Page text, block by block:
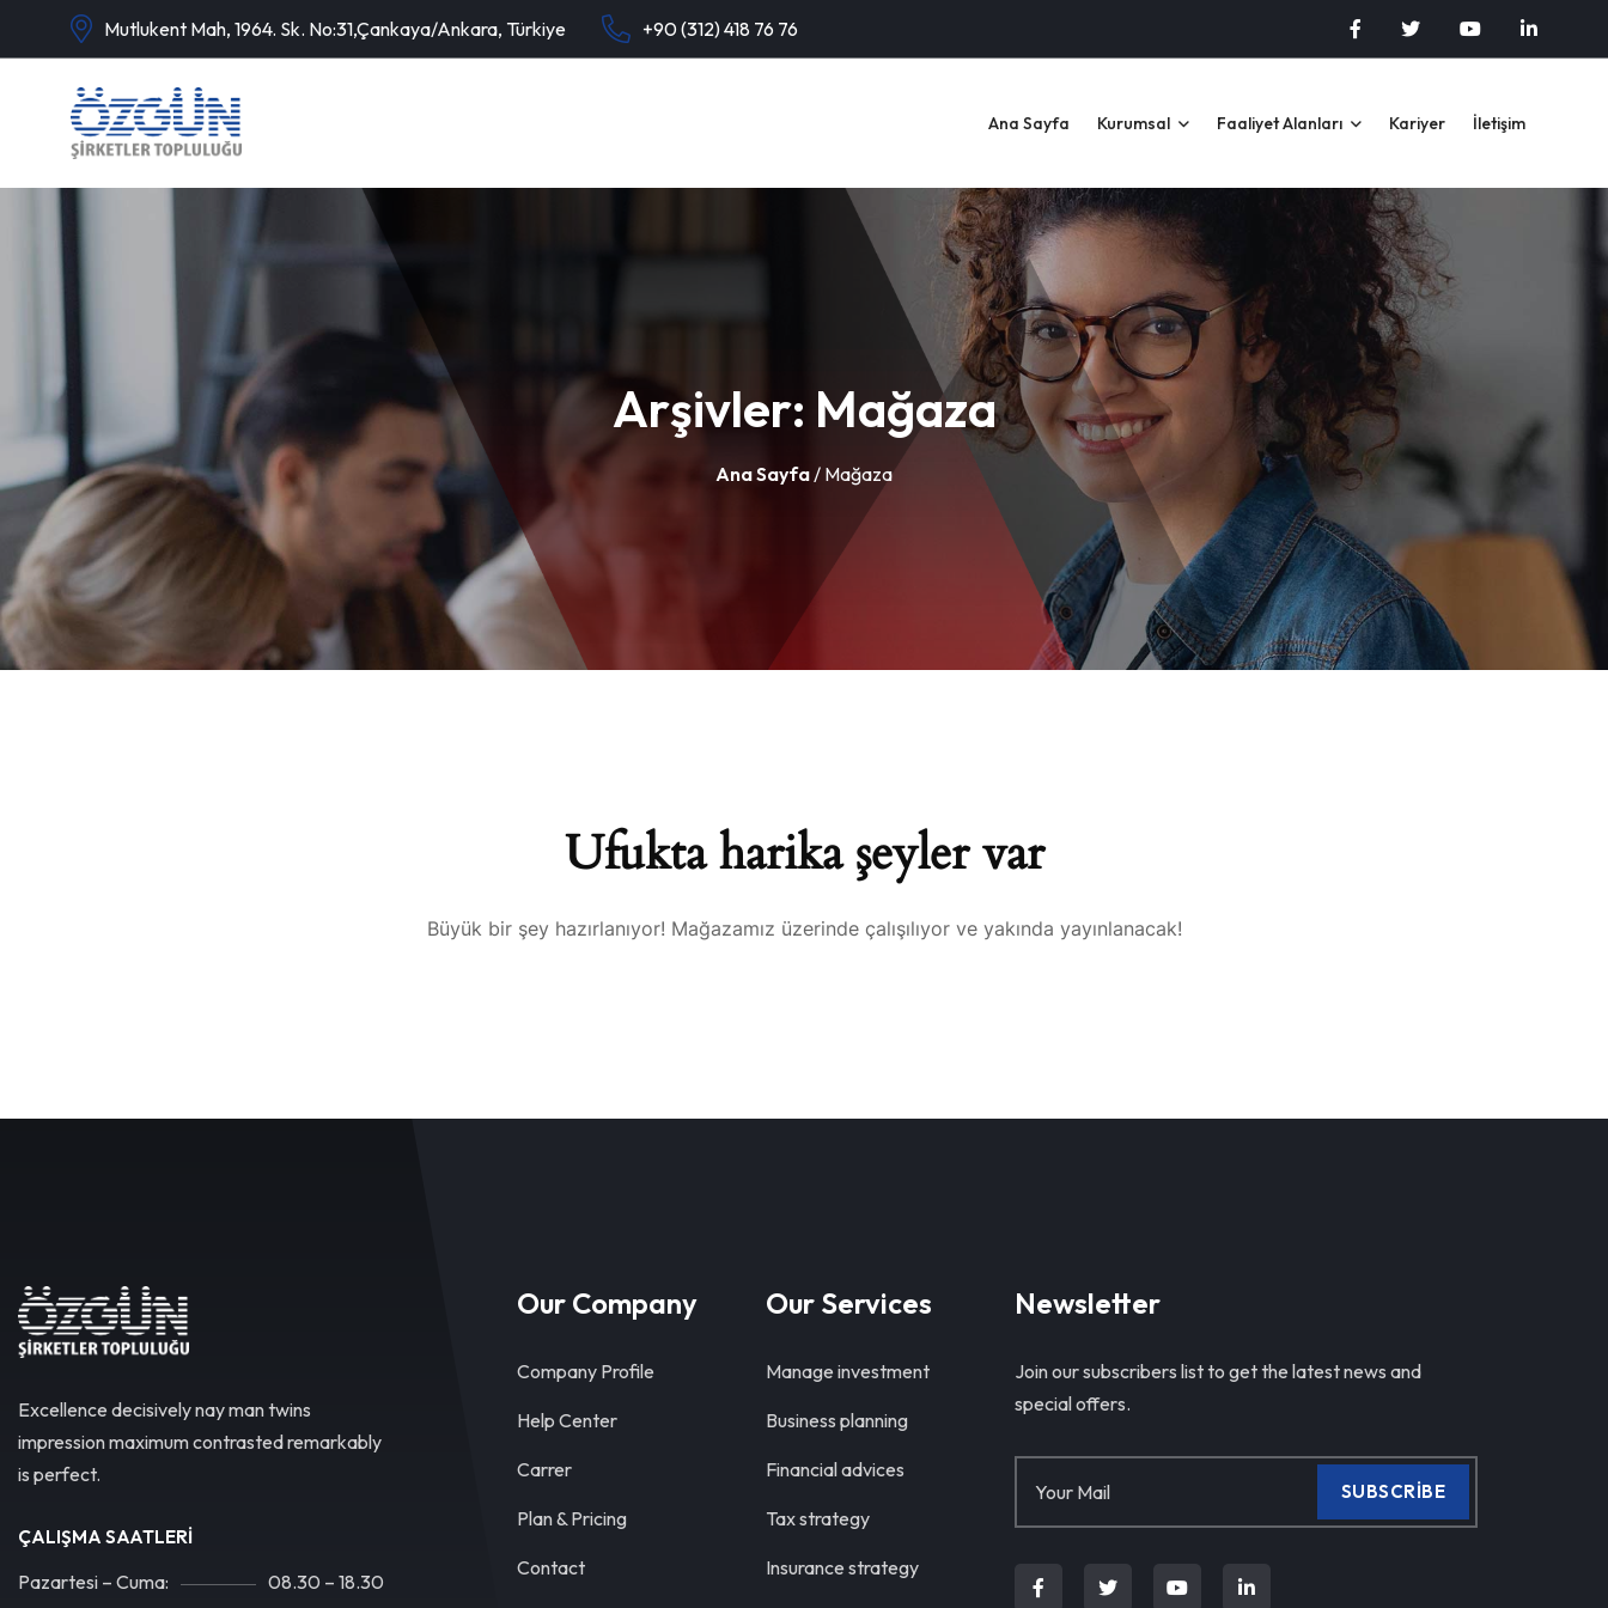
Mutlukent Mah, 1964. Sk. No:31,Çankaya/Ankara, Türkiye +90 (312) 418 76 76
Ana Sayfa Kurumsal Faaliyet Alanları Kariyer İletişim
Arşivler: Mağaza
Ana Sayfa/ Mağaza
Ufukta harika şeyler var
Büyük bir şey hazırlanıyor! Mağazamız üzerinde çalışılıyor ve yakında yayınlanacak!
Excellence decisively nay man twins
impression maximum contrasted remarkably
is perfect.
ÇALIŞMA SAATLERI
Pazartesi – Cuma: 08.30 – 18.30
Our Company
Company Profile
Help Center
Carrer
Plan & Pricing
Contact
Our Services
Manage investment
Business planning
Financial advices
Tax strategy
Insurance strategy
Newsletter
Join our subscribers list to get the latest news and
special offers.
SUBSCRIBE